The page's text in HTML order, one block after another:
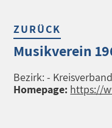
ZURÜCK
Musikverein
Bezirk: -
Homepage: https://